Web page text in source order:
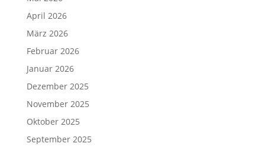
April 2026
März 2026
Februar 2026
Januar 2026
Dezember 2025
November 2025
Oktober 2025
September 2025